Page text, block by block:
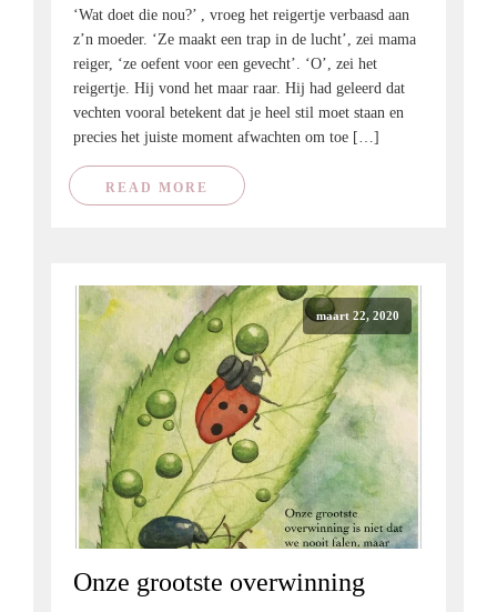
‘Wat doet die nou?’ , vroeg het reigertje verbaasd aan
z’n moeder. ‘Ze maakt een trap in de lucht’, zei mama
reiger, ‘ze oefent voor een gevecht’. ‘O’, zei het
reigertje. Hij vond het maar raar. Hij had geleerd dat
vechten vooral betekent dat je heel stil moet staan en
precies het juiste moment afwachten om toe […]
READ MORE
maart 22, 2020
Onze grootste overwinning